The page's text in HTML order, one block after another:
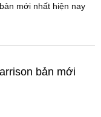
mới nhất hiện nay
bản mới